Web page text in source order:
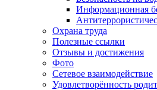
Информационная
Охрана труда
Полезные ссылки
Отзывы и достижения
Фото
Сетевое взаимодействие
Удовлетворённость